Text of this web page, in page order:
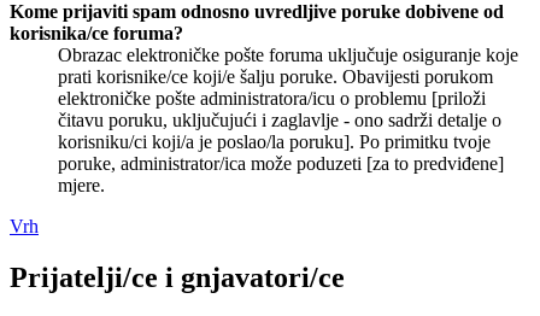
Kome prijaviti spam odnosno uvredljive poruke dobivene od
korisnika/ce foruma?
Obrazac elektroničke pošte foruma uključuje osiguranje koje
prati korisnike/ce koji/e šalju poruke. Obavijesti porukom
elektroničke pošte administratora/icu o problemu [priloži
čitavu poruku, uključujući i zaglavlje - ono sadrži detalje o
korisniku/ci koji/a je poslao/la poruku]. Po primitku tvoje
poruke, administrator/ica može poduzeti [za to predviđene]
mjere.
Vrh
Prijatelji/ce i gnjavatori/ce